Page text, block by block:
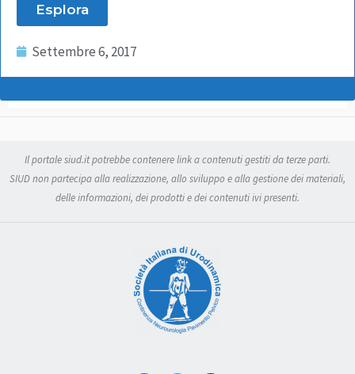
Esplora
Settembre 6, 2017
Il portale siud.it potrebbe contenere link a contenuti gestiti da terze parti.
SIUD non partecipa alla realizzazione, allo sviluppo e alla gestione dei materiali,
delle informazioni, dei prodotti e dei contenuti ivi presenti.